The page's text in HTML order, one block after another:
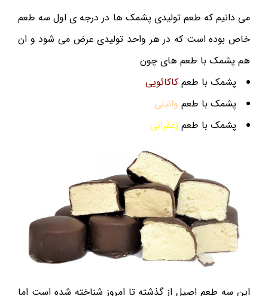
می دانیم که طعم تولیدی پشمک ها در درجه ی اول سه طعم
خاص بوده است که در هر واحد تولیدی عرض می شود و ان
هم پشمک با طعم های چون
پشمک با طعم کاکائویی
پشمک با طعم وانیلی
پشمک با طعم زعفرانی
این سه طعم اصیل از گذشته تا امروز شناخته شده است اما